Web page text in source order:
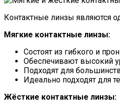
Контактные линзы являются
Мягкие контактные линзы:
Состоят из гибкого и
Обеспечивают высокий
Подходят для
Идеально подходят для
Жёсткие контактные линзы: